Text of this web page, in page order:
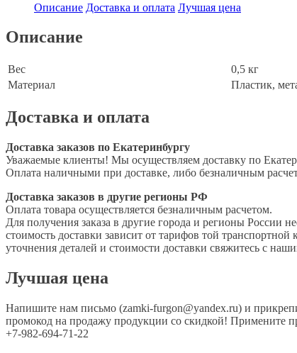
Описание Доставка и оплата Лучшая цена
Описание
Вес
0,5 кг
Материал
Пластик,
Доставка и оплата
Доставка заказов по Екатеринбургу
Уважаемые клиенты! Мы осуществляем доставку по
Оплата наличными при доставке, либо безналичным
Доставка заказов в другие регионы РФ
Оплата товара осуществляется безналичным расчетом.
Для получения заказа в другие города и регионы России
стоимость доставки зависит от тарифов той
уточнения деталей и стоимости доставки свяжитесь с
Лучшая цена
Напишите нам письмо (zamki-furgon@yandex.ru) и
промокод на продажу продукции со скидкой! Примените
+7-982-694-71-22